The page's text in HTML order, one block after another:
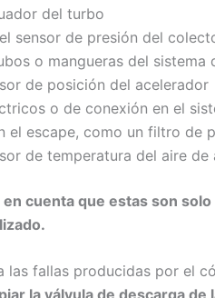
del turbo
sensor de presión del
o mangueras del sistema
de posición del acelerador
o de conexión en el
el escape, como un filtro de
de temperatura del aire de
cuenta que estas son
las fallas producidas por el